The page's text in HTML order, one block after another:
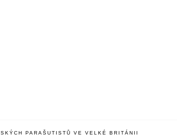
PARAŠUTISTŮ VE VELKÉ BRITÁNII